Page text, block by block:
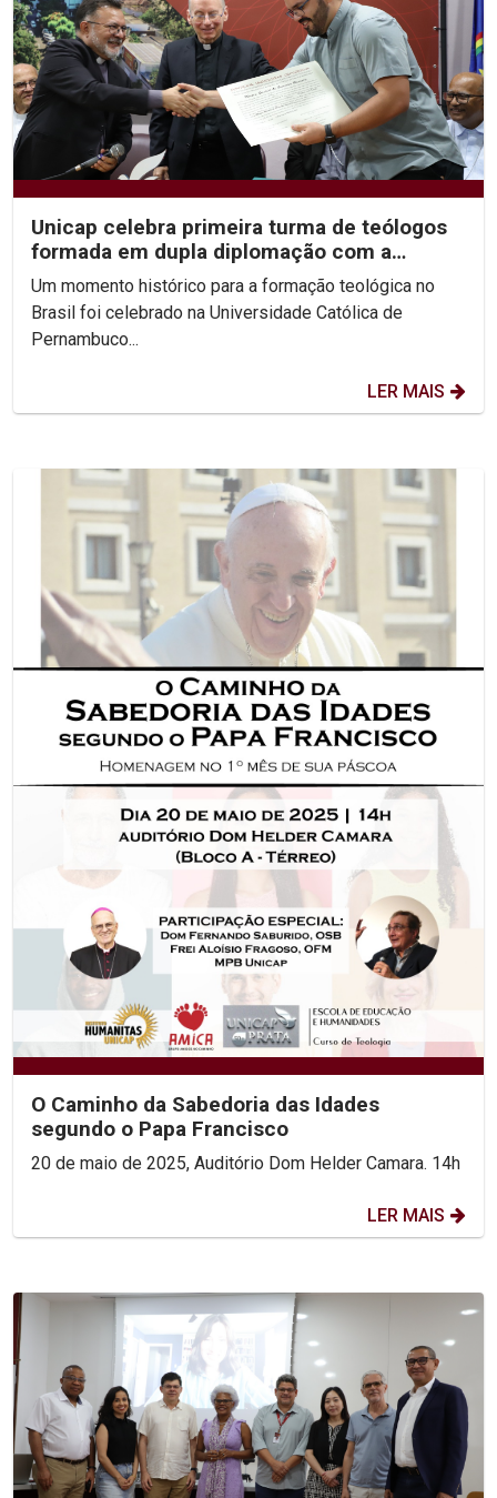
Unicap celebra primeira turma de teólogos
formada em dupla diplomação com a
Pontifícia...
Um momento histórico para a formação teológica no
Brasil foi celebrado na Universidade Católica de
Pernambuco...
LER MAIS
O Caminho da Sabedoria das Idades
segundo o Papa Francisco
20 de maio de 2025, Auditório Dom Helder Camara. 14h
LER MAIS